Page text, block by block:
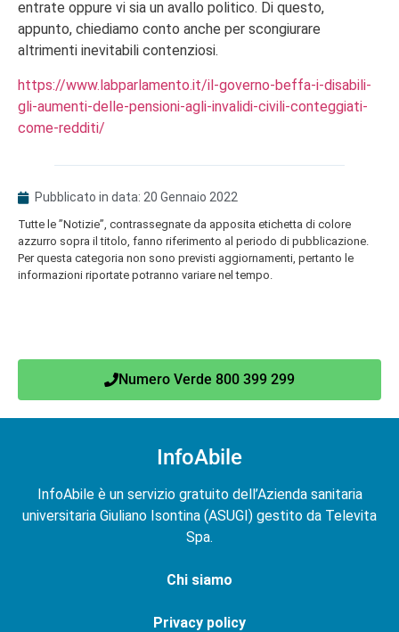
entrate oppure vi sia un avallo politico. Di questo,
appunto, chiediamo conto anche per scongiurare
altrimenti inevitabili contenziosi.
https://www.labparlamento.it/il-governo-beffa-i-disabili-
gli-aumenti-delle-pensioni-agli-invalidi-civili-conteggiati-
come-redditi/
Pubblicato in data: 20 Gennaio 2022
Tutte le ”Notizie”, contrassegnate da apposita etichetta di colore
azzurro sopra il titolo, fanno riferimento al periodo di pubblicazione.
Per questa categoria non sono previsti aggiornamenti, pertanto le
informazioni riportate potranno variare nel tempo.
Numero Verde 800 399 299
InfoAbile
InfoAbile è un servizio gratuito dell’Azienda sanitaria
universitaria Giuliano Isontina (ASUGI) gestito da Televita
Spa.
Chi siamo
Privacy policy